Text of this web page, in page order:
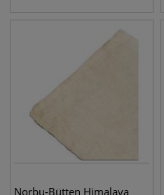
Norbu-Bütten Himalaya